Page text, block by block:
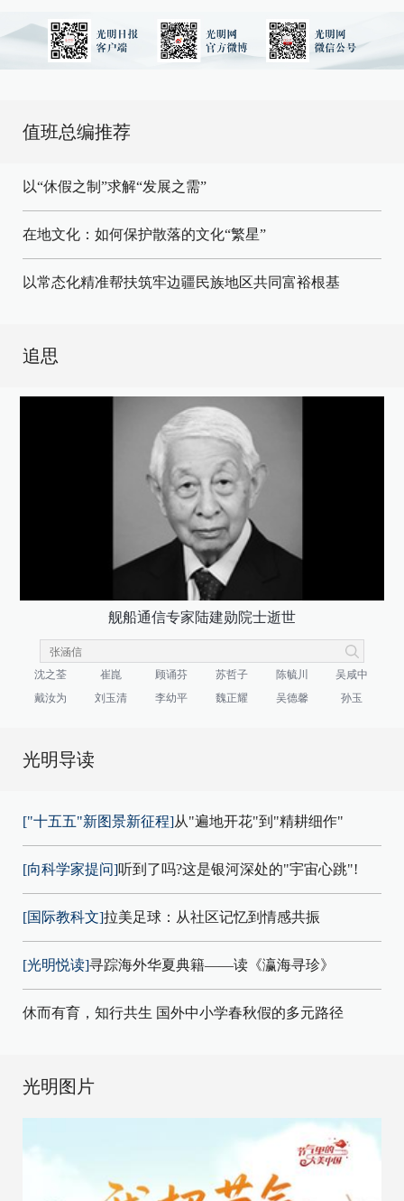
值班总编推荐
以“休假之制”求解“发展之需”
在地文化：如何保护散落的文化“繁星”
以常态化精准帮扶筑牢边疆民族地区共同富裕根基
追思
舰船通信专家陆建勋院士逝世
沈之荃 崔崑 顾诵芬 苏哲子 陈毓川
吴咸中
戴汝为
刘玉清 李幼平 魏正耀 吴德馨 孙玉
光明导读
["十五五"新图景新征程]从"遍地开花"到"精耕细作"
[向科学家提问]听到了吗?这是银河深处的"宇宙心跳"!
[国际教科文]拉美足球：从社区记忆到情感共振
[光明悦读]寻踪海外华夏典籍——读《瀛海寻珍》
休而有育，知行共生 国外中小学春秋假的多元路径
光明图片